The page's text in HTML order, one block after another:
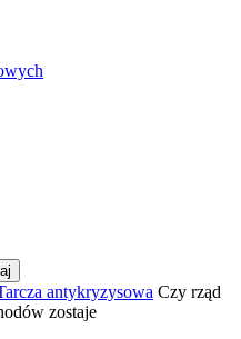
antykryzysowa Czy rząd
zostaje